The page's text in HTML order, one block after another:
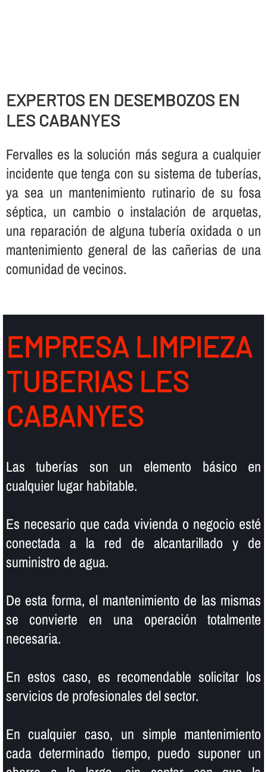
EXPERTOS EN DESEMBOZOS EN
LES CABANYES
Fervalles es la solución más segura a cualquier
incidente que tenga con su sistema de tuberí­as,
ya sea un mantenimiento rutinario de su fosa
séptica, un cambio o instalación de arquetas,
una reparación de alguna tuberí­a oxidada o un
mantenimiento general de las cañerias de una
comunidad de vecinos.
EMPRESA LIMPIEZA
TUBERIAS LES
CABANYES
Las tuberí­as son un elemento básico en
cualquier lugar habitable.
Es necesario que cada vivienda o negocio esté
conectada a la red de alcantarillado y de
suministro de agua.
De esta forma, el mantenimiento de las mismas
se convierte en una operación totalmente
necesaria.
En estos caso, es recomendable solicitar los
servicios de profesionales del sector.
En cualquier caso, un simple mantenimiento
cada determinado tiempo, puedo suponer un